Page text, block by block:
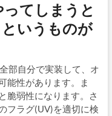
てしまうと
いうものが
部自分で実装して、オ
能性があります。ま
脆弱性になります。さ
フラグ(UV)を適切に検